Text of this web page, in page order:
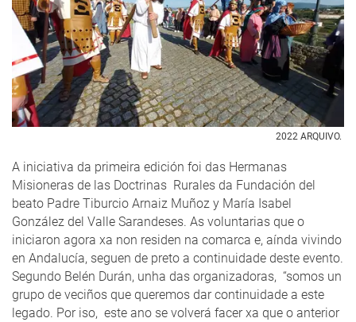
2022 ARQUIVO.
A iniciativa da primeira edición foi das Hermanas
Misioneras de las Doctrinas Rurales da Fundación del
beato Padre Tiburcio Arnaiz Muñoz y María Isabel
González del Valle Sarandeses. As voluntarias que o
iniciaron agora xa non residen na comarca e, aínda vivindo
en Andalucía, seguen de preto a continuidade deste evento.
Segundo Belén Durán, unha das organizadoras, “somos un
grupo de veciños que queremos dar continuidade a este
legado. Por iso, este ano se volverá facer xa que o anterior